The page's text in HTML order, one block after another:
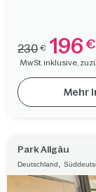
230 € 196 €
MwSt. inklusive,
Mehr
Park Allgäu
Deutschland ,